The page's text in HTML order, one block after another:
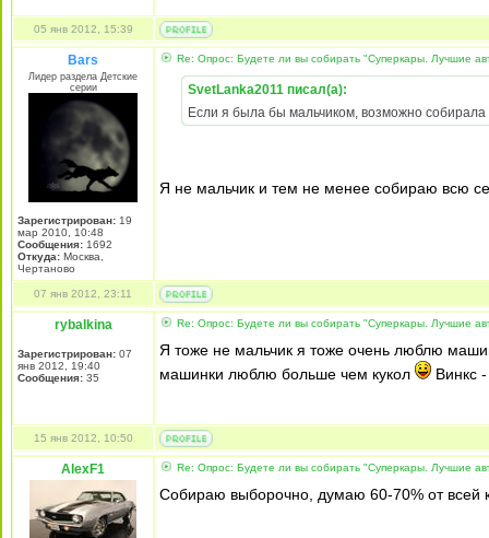
05 янв 2012, 15:39
Bars
Лидер раздела Детские
серии
Зарегистрирован: 19
мар 2010, 10:48
Сообщения: 1692
Откуда: Москва,
Чертаново
Re: Опрос: Будете ли вы собирать "Суперкары. Лучшие
SvetLanka2011 писал(а):
Если я была бы мальчиком, возможно
Я не мальчик и тем не менее собираю всю
07 янв 2012, 23:11
rybalkina
Зарегистрирован: 07
янв 2012, 19:40
Сообщения: 35
Re: Опрос: Будете ли вы собирать "Суперкары. Лучшие
Я тоже не мальчик я тоже очень люблю
машинки люблю больше чем кукол
Винкс
15 янв 2012, 10:50
AlexF1 Re: Опрос: Будете ли вы собирать "Суперкары. Лучшие
Собираю выборочно, думаю 60-70% от всей